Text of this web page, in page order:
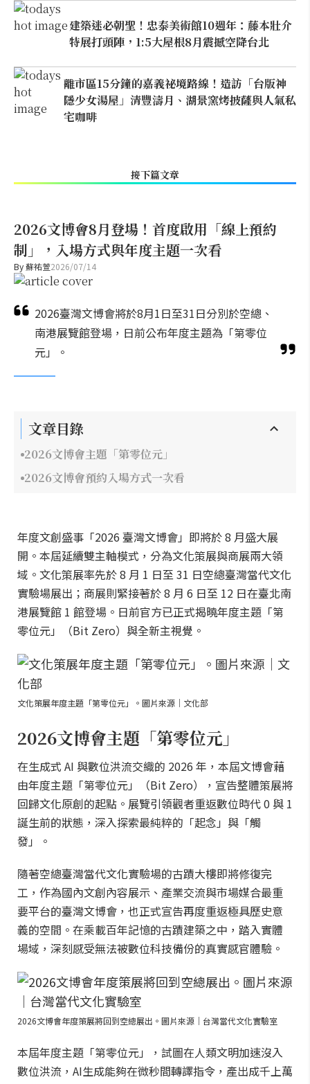
建築迷必朝聖！忠泰美術館10週年：藤本壯介
特展打頭陣，1:5大屋根8月震撼空降台北
離市區15分鐘的嘉義祕境路線！造訪「台版神
隱少女湯屋」清豐濤月、湖景窯烤披薩與人氣私
宅咖啡
接下篇文章
2026文博會8月登場！首度啟用「線上預約
制」，入場方式與年度主題一次看
By蘇祐萱2026/07/14
2026臺灣文博會將於8月1日至31日分別於空總、
南港展覽館登場，日前公布年度主題為「第零位
元」。
文章目錄
2026文博會主題「第零位元」
2026文博會預約入場方式一次看
年度文創盛事「2026 臺灣文博會」即將於 8 月盛大展
開。本屆延續雙主軸模式，分為文化策展與商展兩大領
域。文化策展率先於 8 月 1 日至 31 日空總臺灣當代文化
實驗場展出；商展則緊接著於 8 月 6 日至 12 日在臺北南
港展覽館 1 館登場。日前官方已正式揭曉年度主題「第
零位元」（Bit Zero）與全新主視覺。
文化策展年度主題「第零位元」。圖片來源｜文化部
2026文博會主題「第零位元」
在生成式 AI 與數位洪流交織的 2026 年，本屆文博會藉
由年度主題「第零位元」（Bit Zero），宣告整體策展將
回歸文化原創的起點。展覽引領觀者重返數位時代 0 與 1
誕生前的狀態，深入探索最純粹的「起念」與「觸
發」。
隨著空總臺灣當代文化實驗場的古蹟大樓即將修復完
工，作為國內文創內容展示、產業交流與市場媒合最重
要平台的臺灣文博會，也正式宣告再度重返極具歷史意
義的空間。在乘載百年記憶的古蹟建築之中，踏入實體
場域，深刻感受無法被數位科技備份的真實感官體驗。
2026文博會年度策展將回到空總展出。圖片來源｜台灣當代文化實驗室
本屆年度主題「第零位元」，試圖在人類文明加速沒入
數位洪流，AI生成能夠在微秒間轉譯指令，產出成千上萬